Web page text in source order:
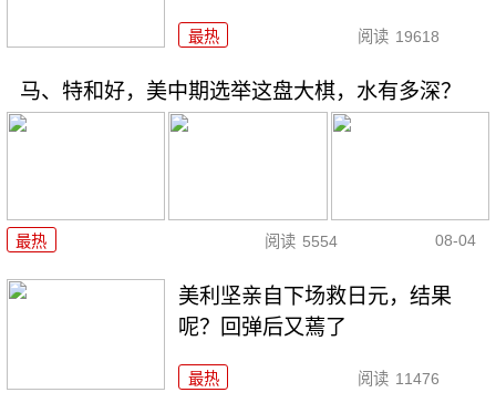
最热 阅读 19618
马、特和好，美中期选举这盘大棋，水有多深？
最热 阅读 5554 08-04
美利坚亲自下场救日元，结果
呢？回弹后又蔫了
最热 阅读 11476